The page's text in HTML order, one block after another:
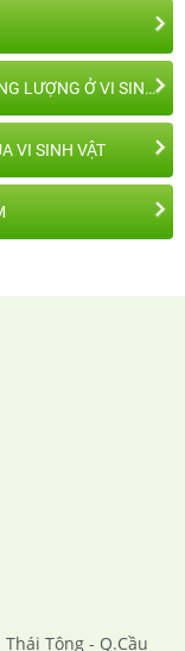
CHƯƠNG 6: CHUYỂN HÓA VẬT CHẤT VÀ NĂNG LƯỢNG Ở VI SINH VẬT
VI SINH VẬT
Tông - Q.Cầu